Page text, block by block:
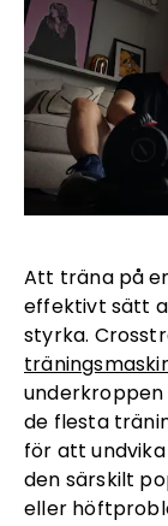
Att träna på
effektivt sätt
styrka.
underkroppen
de flesta
för att
den särskilt
eller